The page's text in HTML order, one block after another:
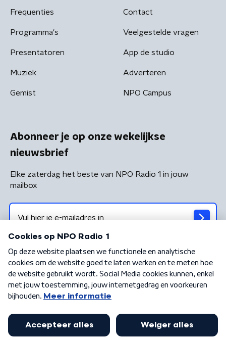
Frequenties
Programma's
Presentatoren
Muziek
Gemist
Contact
Veelgestelde vragen
App de studio
Adverteren
NPO Campus
Abonneer je op onze wekelijkse
nieuwsbrief
Elke zaterdag het beste van NPO Radio 1 in jouw
mailbox
Algemene voorwaarden